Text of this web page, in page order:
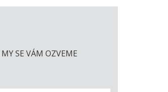
SE VÁM OZVEME